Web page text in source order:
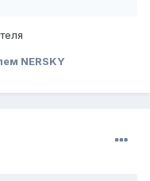
NERSKY